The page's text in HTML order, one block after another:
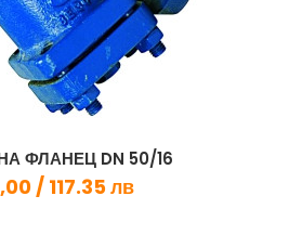
ФЛАНЕЦ DN 50/16
/ 117.35 лв